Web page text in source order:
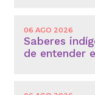
06 AGO 2026
Saberes
de entender